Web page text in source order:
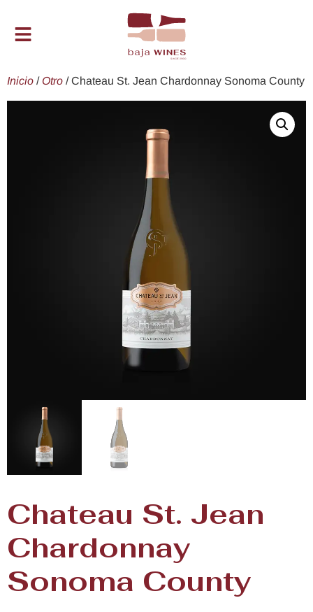
Inicio / Otro / Chateau St. Jean Chardonnay Sonoma County
Chateau St. Jean
Chardonnay
Sonoma County